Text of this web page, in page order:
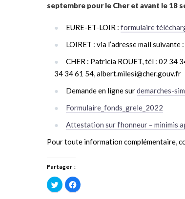
septembre pour le Cher et avant le 18
EURE-ET-LOIR : formulaire
LOIRET : via l’adresse mail
CHER : Patricia ROUET, tél : 02 34
34 34 61 54, albert.milesi@cher.gouv.fr
Demande en ligne surdemarches-
Formulaire_fonds_grele_2022
Attestation sur l’honneur – minimis
Pour toute information complémentaire,
Partager :
Cliquez
pour
partager
Cliquez
pour
partager